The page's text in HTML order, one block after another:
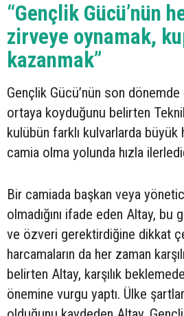
“Gençlik Gücü’nün
zirveye oynamak,
kazanmak”
Gençlik Gücü’nün son
ortaya koyduğunu belirten
kulübün farklı kulvarlarda
camia olma yolunda hızla
Bir camiada başkan veya
olmadığını ifade eden Altay,
ve özveri gerektirdiğine dikkat
harcamaların da her zaman
belirten Altay, karşılık
önemine vurgu yaptı. Ülke